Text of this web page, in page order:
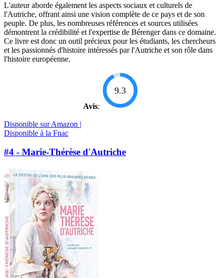
L'auteur aborde également les aspects sociaux et culturels de
l'Autriche, offrant ainsi une vision complète de ce pays et de son
peuple. De plus, les nombreuses références et sources utilisées
démontrent la crédibilité et l'expertise de Bérenger dans ce domaine.
Ce livre est donc un outil précieux pour les étudiants, les chercheurs
et les passionnés d'histoire intéressés par l'Autriche et son rôle dans
l'histoire européenne.
Avis:
9.3
Disponible sur Amazon |
Disponible à la Fnac
#4 - Marie-Thérèse d'Autriche